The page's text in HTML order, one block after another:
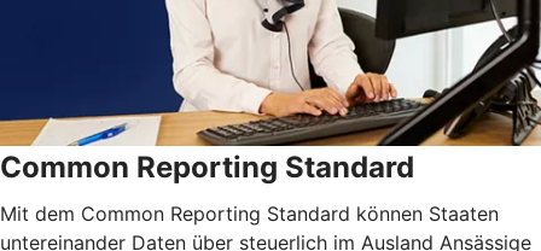
Common Reporting Standard
Mit dem Common Reporting Standard können Staaten
untereinander Daten über steuerlich im Ausland Ansässige